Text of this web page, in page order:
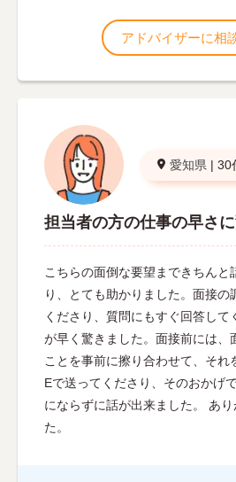
アドバイザーに相
愛知県 | 30
担当者の方の仕事の早さ
こちらの面倒な要望まできちんと
り、とても助かりました。面接の
くださり、質問にもすぐ回答して
が早く驚きました。面接前には、
ことを事前に擦り合わせて、それ
Eで送ってくださり、そのおかげ
にならずに話が出来ました。 あ
た。